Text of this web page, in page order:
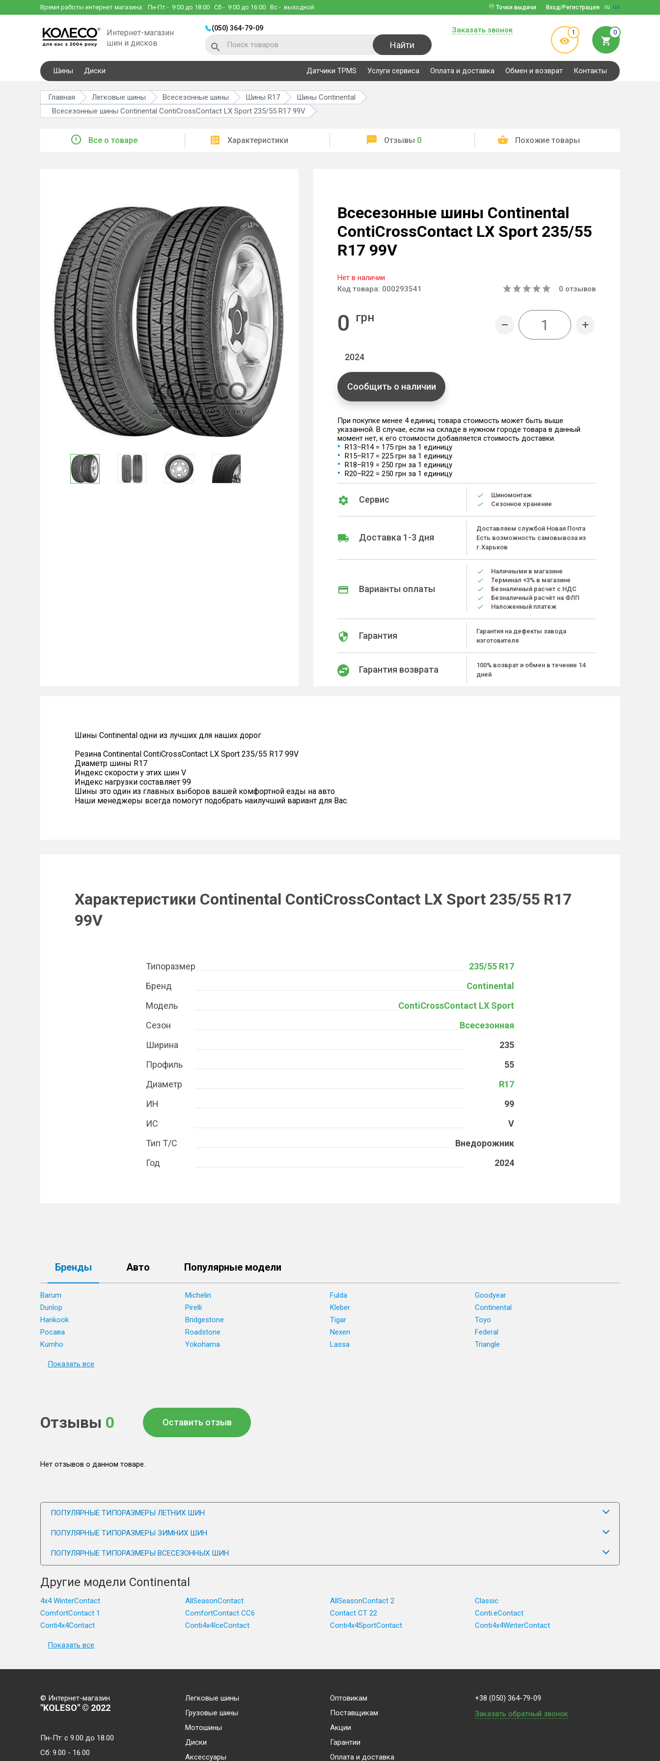
Время работы интернет магазина: Пн-Пт - 9:00 до 18:00 Сб - 9:00 до 16:00 Вс - выходной ru ua
Вход/Регистрация
Точки выдачи
Интернет-магазин
шин и дисков
(050) 364-79-09
Найти
Заказать звонок 1 0
Шины Диски Датчики TPMS Услуги сервиса Оплата и доставка Обмен и возврат Контакты
Главная Легковые шины Всесезонные шины Шины R17
Шины Continental
Всесезонные шины Continental ContiCrossContact LX Sport 235/55 R17 99V
Все о товаре Характеристики Отзывы 0 Похожие товары
Всесезонные шины Continental
ContiCrossContact LX Sport 235/55
R17 99V
Нет в наличии
Код товара: 000293541 0 отзывов
0 грн
2024
Сообщить о наличии
При покупке менее 4 единиц товара стоимость может быть выше
указанной. В случае, если на складе в нужном городе товара в данный
момент нет, к его стоимости добавляется стоимость доставки.
R13–R14 = 175 грн за 1 единицу
R15–R17 = 225 грн за 1 единицу
R18–R19 = 250 грн за 1 единицу
R20–R22 = 250 грн за 1 единицу
Сервис
Шиномонтаж
Сезонное хранение
Доставка 1-3 дня
Доставляем службой Новая Почта
Есть возможность самовывоза из
г.Харьков
Варианты оплаты
Наличными в магазине
Терминал +3% в магазине
Безналичный расчет с НДС
Безналичный расчёт на ФЛП
Наложенный платеж
Гарантия
Гарантия на дефекты завода
изготовителя
Гарантия возврата
100% возврат и обмен в течение 14
дней
Шины Continental одни из лучших для наших дорог
Резина Continental ContiCrossContact LX Sport 235/55 R17 99V
Диаметр шины R17
Индекс скорости у этих шин V
Индекс нагрузки составляет 99
Шины это один из главных выборов вашей комфортной езды на авто
Наши менеджеры всегда помогут подобрать наилучший вариант для Вас.
Характеристики Continental ContiCrossContact LX Sport 235/55 R17
99V
Типоразмер
235/55 R17
Бренд
Continental
Модель
ContiCrossContact LX Sport
Сезон
Всесезонная
Ширина
235
Профиль
55
Диаметр
R17
ИН
99
ИС
V
Тип Т/С
Внедорожник
Год
2024
Бренды Авто Популярные модели
Barum Michelin Fulda
Goodyear
Dunlop
Pirelli Kleber
Continental
Hankook
Bridgestone Tigar
Toyo
Росава
Roadstone Nexen
Federal
Kumho
Yokohama Lassa Triangle
Показать все
Отзывы 0 Оставить отзыв
Нет отзывов о данном товаре.
ПОПУЛЯРНЫЕ ТИПОРАЗМЕРЫ ЛЕТНИХ ШИН
ПОПУЛЯРНЫЕ ТИПОРАЗМЕРЫ ЗИМНИХ ШИН
ПОПУЛЯРНЫЕ ТИПОРАЗМЕРЫ ВСЕСЕЗОННЫХ ШИН
Другие модели Continental
4x4 WinterContact AllSeasonContact AllSeasonContact 2
Classic
ComfortContact 1
ComfortContact CC6 Contact CT 22
Conti.eContact
Conti4x4Contact
Conti4x4IceContact Conti4x4SportContact Conti4x4WinterContact
Показать все
© Интернет-магазин
"KOLESO" © 2022
Пн-Пт:с 9.00 до 18.00
Сб: 9.00 - 16.00
Легковые шины
Грузовые шины
Мотошины
Диски
Аксессуары
Оптовикам
Поставщикам
Акции
Гарантии
Оплата и доставка
+38 (050) 364-79-09
Заказать обратный звонок